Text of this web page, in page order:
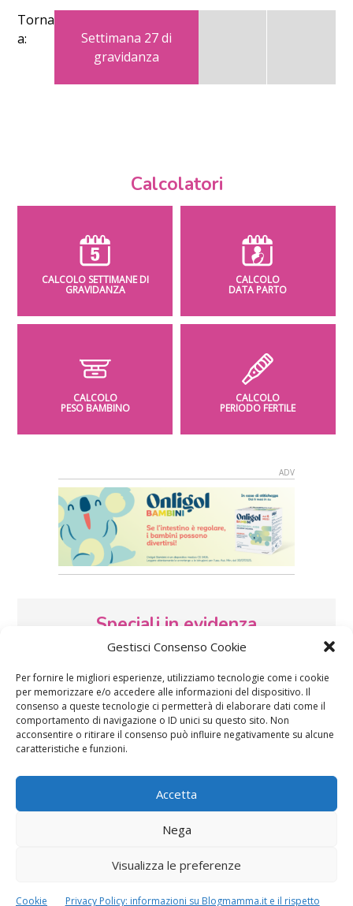
Gestisci Consenso Cookie
Per fornire le migliori esperienze, utilizziamo tecnologie come i cookie
per memorizzare e/o accedere alle informazioni del dispositivo. Il
consenso a queste tecnologie ci permetterà di elaborare dati come il
comportamento di navigazione o ID unici su questo sito. Non
acconsentire o ritirare il consenso può influire negativamente su alcune
caratteristiche e funzioni.
Accetta
Nega
Visualizza le preferenze
Cookie Privacy Policy: informazioni su Blogmamma.it e il rispetto
Torna
a:
Settimana 27 di
gravidanza
Calcolatori
CALCOLO SETTIMANE DI
GRAVIDANZA
CALCOLO
DATA PARTO
CALCOLO
PESO BAMBINO
CALCOLO
PERIODO FERTILE
Speciali in evidenza
Vaccini
Festa della mamma: Le settimane di